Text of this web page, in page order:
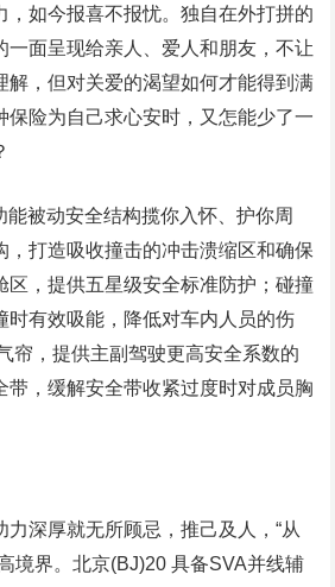
，如今报喜不报忧。独自在外打拼的
一面呈现给亲人、爱人和朋友，不让
解，但对关爱的渴望如何才能得到满
保险为自己求心安时，又怎能少了一
被动安全结构揽你入怀、护你周
，打造吸收撞击的冲击溃缩区和确保
区，提供五星级安全标准防护；碰撞
时有效吸能，降低对车内人员的伤
帘，提供主副驾驶更高安全系数的
带，缓解安全带收紧过度时对成员胸
深厚就无所顾忌，推己及人，“从
境界。北京(BJ)20 具备SVA并线辅